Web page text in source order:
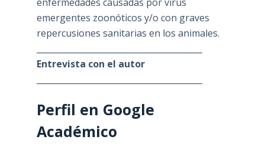
emergentes zoonóticos y/o con graves
repercusiones sanitarias en los animales.
Entrevista con el autor
Perfil en Google
Académico